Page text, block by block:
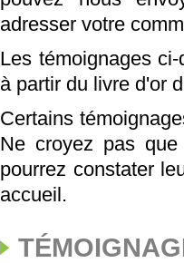
adresser votre
Les témoignages
à partir du livre d'or
Certains
Ne croyez pas
pourrez constater
accueil.